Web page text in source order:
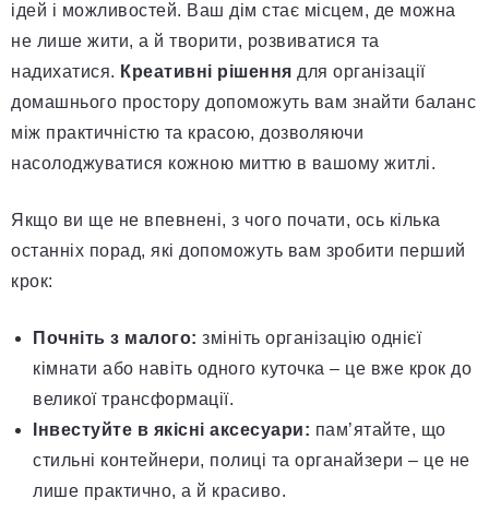
ідей і можливостей. Ваш дім стає місцем, де можна
не лише жити, а й творити, розвиватися та
надихатися. Креативні рішення для організації
домашнього простору допоможуть вам знайти баланс
між практичністю та красою, дозволяючи
насолоджуватися кожною миттю в вашому житлі.
Якщо ви ще не впевнені, з чого почати, ось кілька
останніх порад, які допоможуть вам зробити перший
крок:
Почніть з малого: змініть організацію однієї
кімнати або навіть одного куточка – це вже крок до
великої трансформації.
Інвестуйте в якісні аксесуари: пам’ятайте, що
стильні контейнери, полиці та органайзери – це не
лише практично, а й красиво.